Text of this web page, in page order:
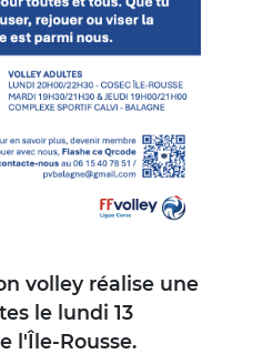
volley réalise une
le lundi 13
l'Île-Rousse.